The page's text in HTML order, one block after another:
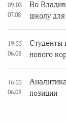
09:03
07.08
Во
школу
19:55
06.08
Студенты
нового
16:22
06.08
позиции